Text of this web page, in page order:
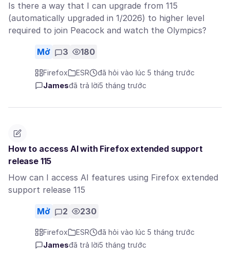
Is there a way that I can upgrade from 115
(automatically upgraded in 1/2026) to higher level
required to join Peacock and watch the Olympics?
Mở 3 180
Firefox ESR
đã hỏi vào lúc 5 tháng trước
Jamesđã trả lời5 tháng trước
How to access AI with Firefox extended support
release 115
How can I access AI features using Firefox extended
support release 115
Mở 2 230
Firefox ESR
đã hỏi vào lúc 5 tháng trước
Jamesđã trả lời5 tháng trước